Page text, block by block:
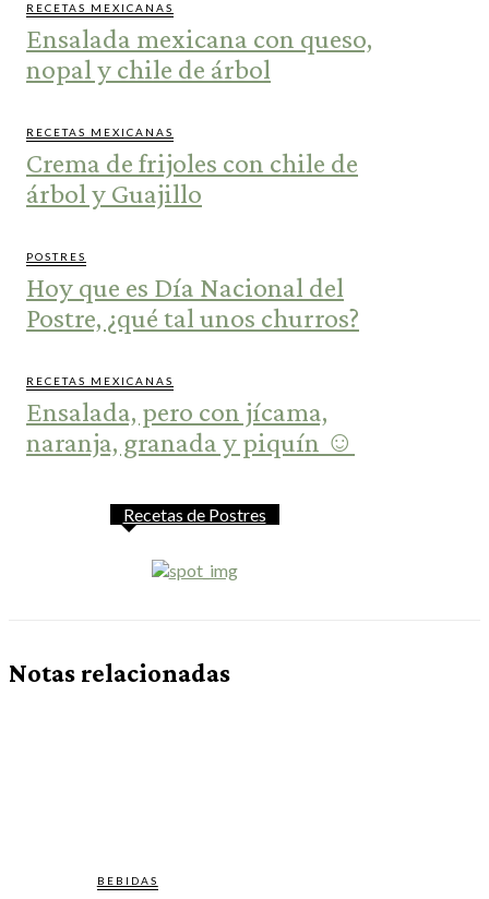
RECETAS MEXICANAS
Ensalada mexicana con queso,
nopal y chile de árbol
RECETAS MEXICANAS
Crema de frijoles con chile de
árbol y Guajillo
POSTRES
Hoy que es Día Nacional del
Postre, ¿qué tal unos churros?
RECETAS MEXICANAS
Ensalada, pero con jícama,
naranja, granada y piquín ☺️
Recetas de Postres
Notas relacionadas
BEBIDAS